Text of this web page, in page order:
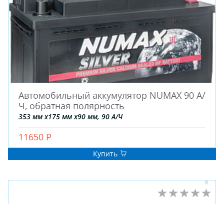
Автомобильный аккумулятор NUMAX 90 А/
Ч, обратная полярность
353 мм x175 мм x90 мм, 90 А/Ч
11650 Р
Купить